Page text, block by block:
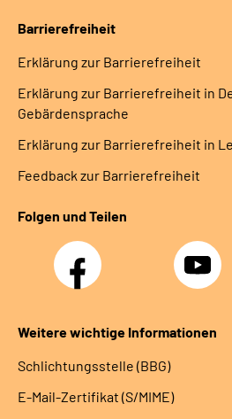
Barrierefreiheit
Erklärung zur Barrierefreiheit
Erklärung zur Barrierefreiheit in
Gebärdensprache
Erklärung zur Barrierefreiheit in
Feedback zur Barrierefreiheit
Folgen und Teilen
Facebook YouTube
Weitere wichtige Informationen
Schlichtungsstelle (BBG)
E-Mail-Zertifikat (S/MIME)